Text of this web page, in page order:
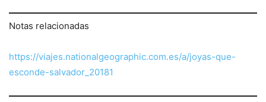
Notas relacionadas
https://viajes.nationalgeographic.com.es/a/joyas-que-
esconde-salvador_20181